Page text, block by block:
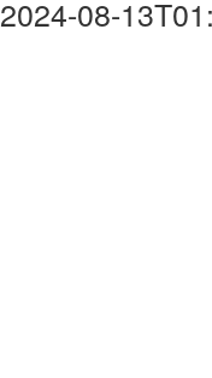
2024-08-